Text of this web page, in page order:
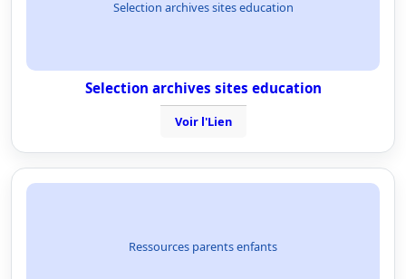
Selection archives sites education
Selection archives sites education
Voir l'Lien
Ressources parents enfants